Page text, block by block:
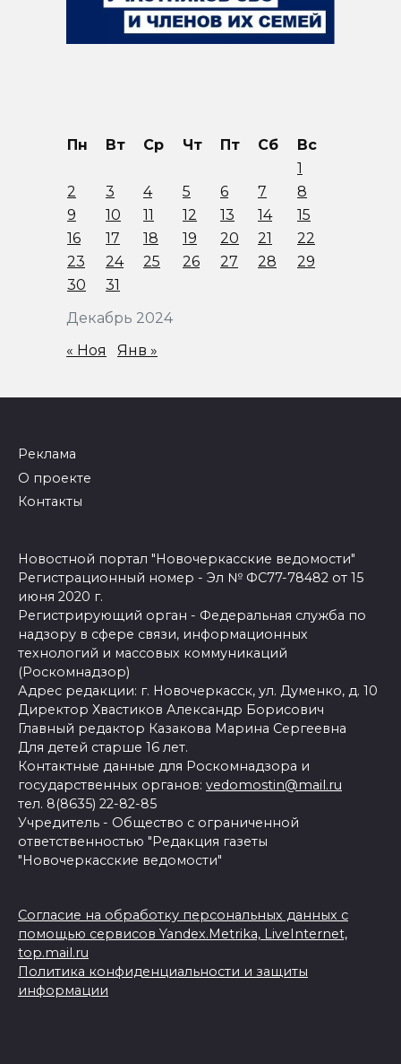
Декабрь 2024
Пн Вт Ср Чт Пт Сб
Вс
1
2
3 4 5 6 7
8
9
10 11 12 13 14
15
16
17 18 19 20 21
22
23
24 25 26 27 28
29
30
31
« Ноя Янв »
Реклама
О проекте
Контакты
Новостной портал "Новочеркасские ведомости"
Регистрационный номер - Эл № ФС77-78482 от 15
июня 2020 г.
Регистрирующий орган - Федеральная служба по
надзору в сфере связи, информационных
технологий и массовых коммуникаций
(Роскомнадзор)
Адрес редакции: г. Новочеркасск, ул. Думенко, д. 10
Директор Хвастиков Александр Борисович
Главный редактор Казакова Марина Сергеевна
Для детей старше 16 лет.
Контактные данные для Роскомнадзора и
государственных органов: vedomostin@mail.ru
тел. 8(8635) 22-82-85
Учредитель - Общество с ограниченной
ответственностью "Редакция газеты
"Новочеркасские ведомости"
Согласие на обработку персональных данных с
помощью сервисов Yandex.Metrika, LiveInternet,
top.mail.ru
Политика конфиденциальности и защиты
информации